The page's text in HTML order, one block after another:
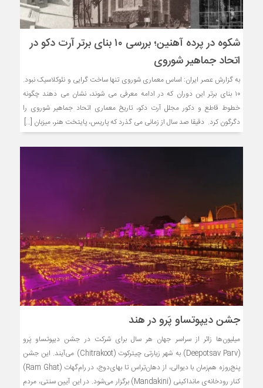
شکوه در پرده آهنین؛ بررسی ۱۰ بنای برتر آرت دکو در
اتحاد جماهیر شوروی
به گزارش عصر ایران: اساس معماری شوروی تنها ساخت گرایی و نئوکلاسیک نبود.
۱۰ بنای برتر این دوران که در ادامه معرفی می شوند، نشان می دهند چگونه
خطوط قاطع و دکور مجلل آرت دکو، تاریخ معماری اتحاد جماهیر شوروی را
دگرگون کرد. دقیقا صد سال از زمانی می گذرد که پاریس، پایتخت هنر، میزبان […]
جشن دیپوتساو پَرو در هند
میلیون‌ها زائر از سراسر جهان هر سال برای شرکت در جشن دیپوتساو پَرو
(Deepotsav Parv) به شهر زیارتی چیترکوت (Chitrakoot) می‌آیند. این جشن
پنج‌روزه هم‌زمان با دیوالی، از دهان‌تِراس تا بهای‌دوج، در رام‌گهات (Ram Ghat)
کنار رودخانه‌ی مانداکینی (Mandakini) برگزار می‌شود. در این آیین سنتی، مردم